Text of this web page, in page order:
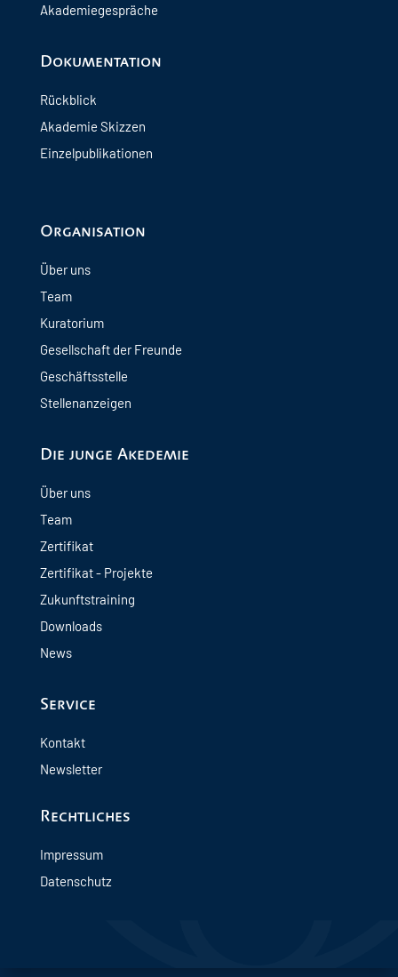
Akademiegespräche
Dokumentation
Rückblick
Akademie Skizzen
Einzelpublikationen
Organisation
Über uns
Team
Kuratorium
Gesellschaft der Freunde
Geschäftsstelle
Stellenanzeigen
Die junge Akedemie
Über uns
Team
Zertifikat
Zertifikat - Projekte
Zukunftstraining
Downloads
News
Service
Kontakt
Newsletter
Rechtliches
Impressum
Datenschutz